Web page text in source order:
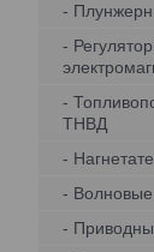
-
-
-
ТНВД
-
-
-